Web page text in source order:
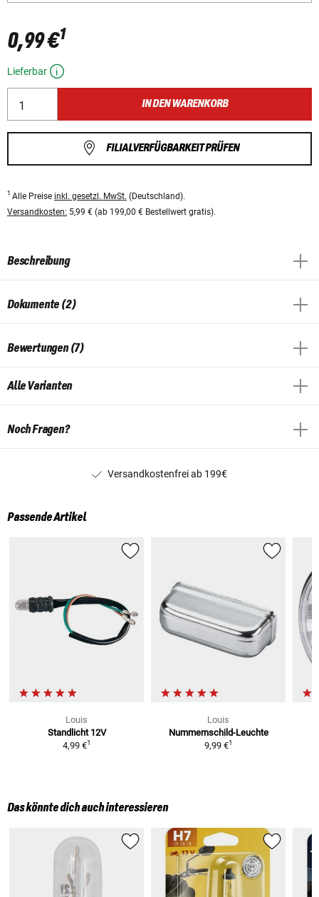
0,99 €1
Lieferbar
IN DEN WARENKORB
FILIALVERFÜGBARKEIT PRÜFEN
1 Alle Preise inkl. gesetzl. MwSt. (Deutschland).
Versandkosten: 5,99 € (ab 199,00 € Bestellwert gratis).
Beschreibung
Dokumente (2)
Bewertungen (7)
Alle Varianten
Noch Fragen?
Versandkostenfrei ab 199€
Passende Artikel
Louis
Standlicht 12V
4,99 €1
Louis
Nummernschild-Leuchte
9,99 €1
Das könnte dich auch interessieren